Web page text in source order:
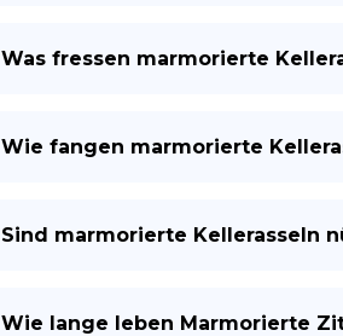
Was fressen marmorierte
Wie fangen marmorierte
Sind marmorierte Kellerasseln
Wie lange leben Marmorierte